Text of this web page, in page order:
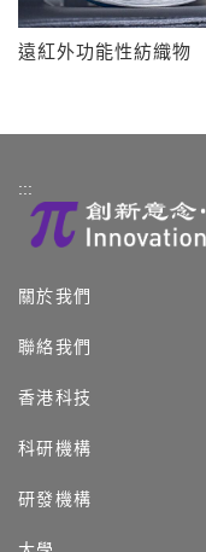
遠紅外功能性紡織物
:::
關於我們
聯絡我們
香港科技
科研機構
研發機構